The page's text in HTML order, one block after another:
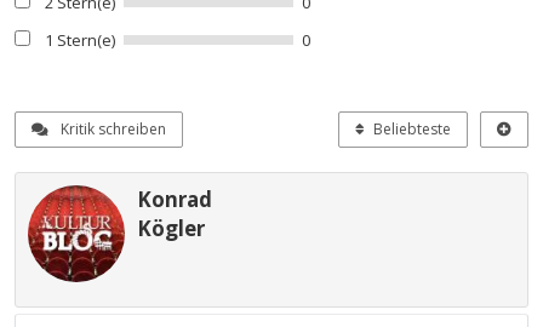
1 Stern(e)
0
Kritik schreiben Beliebteste
Konrad
Kögler